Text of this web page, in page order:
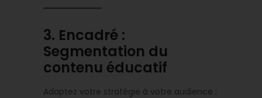
3. Encadré :
Segmentation du
contenu éducatif
Adaptez votre stratégie à votre audience :